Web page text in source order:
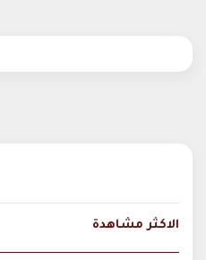
الاكثر مشاهدة